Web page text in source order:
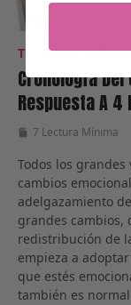
TRANSICIÓN DE
Cronología
Respuesta A
7 Lectura Mínima
Todos los
cambios
adelgazamiento
grandes cambios,
redistribución de
empieza a
que estés
también es